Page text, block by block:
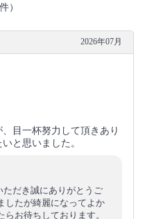
）
2026年07月
目一杯努力して頂きあり
と思いました。
ただき誠にありがとうご
したが綺麗になってよか
お待ちしております。